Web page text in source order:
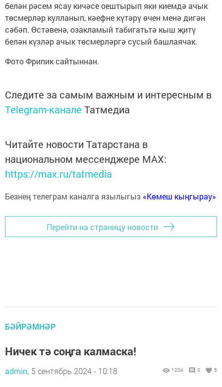
белән рәсем ясау кичәсе оештырып яки киемдә ачык
төсмерләр кулланып, кәефне күтәрү өчен менә дигән
сәбәп. Өстәвенә, озакламый табигатьтә кыш җитү
белән күзләр ачык төсмерләргә сусый башлаячак.
Фото Фрипик сайтыннан.
Следите за самым важным и интересным в
Telegram-канале Татмедиа
Читайте новости Татарстана в
национальном мессенджере MАХ:
https://max.ru/tatmedia
Безнең телеграм каналга язылыгыз «Көмеш кыңгырау»
Перейти на страницу новости
БӘЙРӘМНӘР
Ничек тә соңга калмаска!
admin, 5 сентябрь 2024 - 10:18 1204 0 5